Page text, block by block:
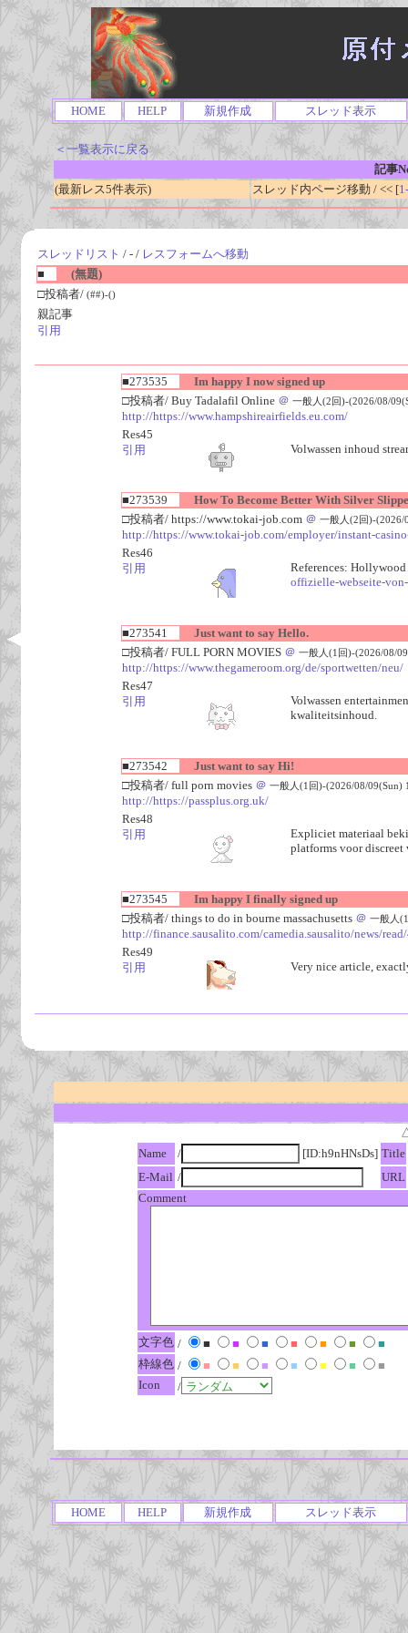
HOME HELP 新規作成 スレッド表示
＜一覧表示に戻る
記事
(最新レス5件表示)
スレッド内ページ移動 / << [
スレッドリスト / - / レスフォームへ移動
■
(無題)
□投稿者/ (##)-()
親記事
引用
■273535
Im happy I now signed up
□投稿者/ Buy Tadalafil Online ＠ 一般人(2回)-(2026/08/
http://https://www.hampshireairfields.eu.com/
Res45
引用
Volwassen inhoud
■273539
How To Become Better With Silver
□投稿者/ https://www.tokai-job.com ＠ 一般人(2回)-(2026/
http://https://www.tokai-job.com/employer/instant-
Res46
引用
References:
offizielle-webseite-
■273541
Just want to say Hello.
□投稿者/ FULL PORN MOVIES ＠ 一般人(1回)-(2026/08/
http://https://www.thegameroom.org/de/sportwetten/neu/
Res47
引用
Volwassen
kwaliteitsinhoud.
■273542
Just want to say Hi!
□投稿者/ full porn movies ＠ 一般人(1回)-(2026/08/09(Sun)
http://https://passplus.org.uk/
Res48
引用
Expliciet materiaal
platforms voor discreet
■273545
Im happy I finally signed up
□投稿者/ things to do in bourne massachusetts ＠ 一般人
http://finance.sausalito.com/camedia.sausalito/news/
Res49
引用
Very nice article,
Name
/ [ID:h9nHNsDs] Title
E-Mail /
URL
Comment
文字色 / ■ ■ ■ ■ ■ ■
■
枠線色 / ■ ■ ■ ■ ■ ■
■
Icon
/
HOME HELP 新規作成 スレッド表示